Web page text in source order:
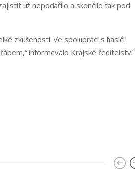
už nepodařilo a skončilo tak pod
zkušenosti. Ve spolupráci s hasiči
informovalo Krajské ředitelství